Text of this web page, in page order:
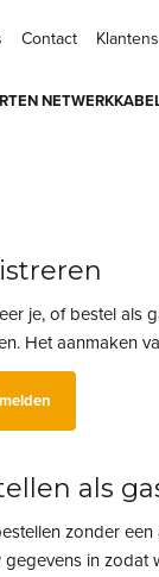
Contact
je, of bestel als
Het aanmaken
als
zonder
gegevens in zodat